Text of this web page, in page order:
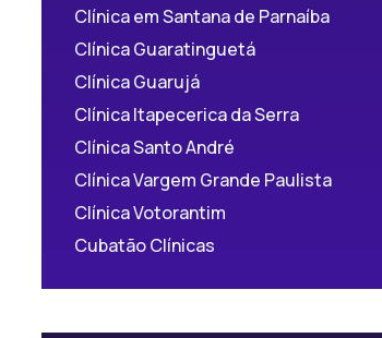
Clínica em Santana de Parnaíba
Clínica Guaratinguetá
Clínica Guarujá
Clínica Itapecerica da Serra
Clínica Santo André
Clínica Vargem Grande Paulista
Clínica Votorantim
Cubatão Clínicas